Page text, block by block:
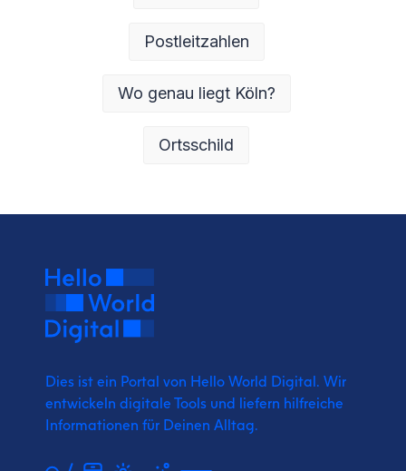
Postleitzahlen
Wo genau liegt Köln?
Ortsschild
Dies ist ein Portal von Hello World Digital. Wir
entwickeln digitale Tools und liefern hilfreiche
Informationen für Deinen Alltag.